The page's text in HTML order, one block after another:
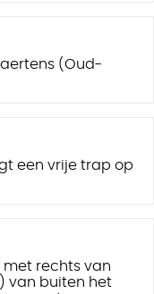
(Oud-
een vrije trap op
met rechts van
van buiten het